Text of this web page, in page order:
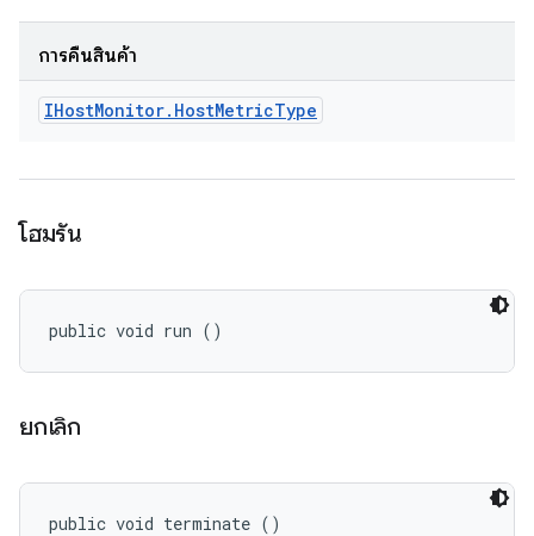
การคืนสินค้า
IHostMonitor. HostMetricType
โฮมรัน
public void run ()
ยกเลิก
public void terminate ()